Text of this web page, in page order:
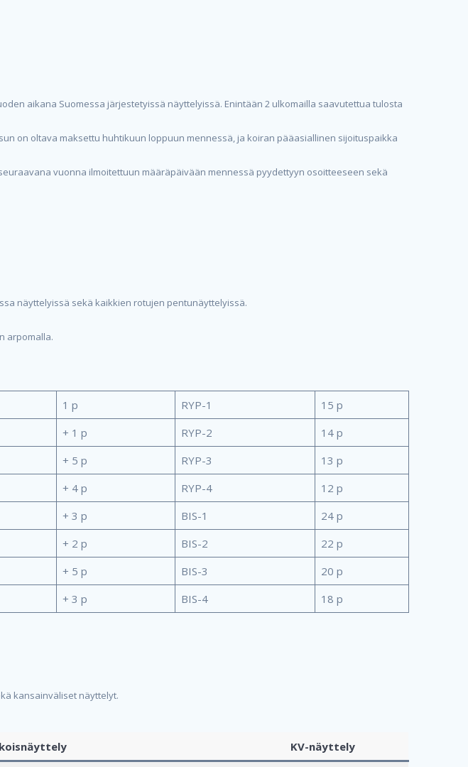
aikana Suomessa järjestetyissä näyttelyissä. Enintään 2 ulkomailla saavutettua tulosta
on oltava maksettu huhtikuun loppuun mennessä, ja koiran pääasiallinen sijoituspaikka
vuonna ilmoitettuun määräpäivään mennessä pyydettyyn osoitteeseen sekä
näyttelyissä sekä kaikkien rotujen pentunäyttelyissä.
arpomalla.
1 p RYP-1
15 p
+ 1 p RYP-2
14 p
+ 5 p RYP-3
13 p
+ 4 p RYP-4
12 p
+ 3 p BIS-1
24 p
+ 2 p BIS-2
22 p
+ 5 p BIS-3
20 p
+ 3 p BIS-4 18 p
kansainväliset näyttelyt.
KV-näyttely